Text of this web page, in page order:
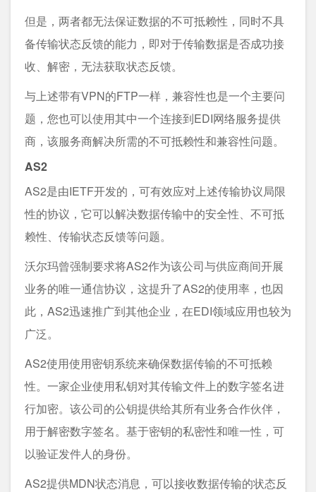
但是，两者都无法保证数据的不可抵赖性，同时不具
备传输状态反馈的能力，即对于传输数据是否成功接
收、解密，无法获取状态反馈。
与上述带有VPN的FTP一样，兼容性也是一个主要问
题，您也可以使用其中一个连接到EDI网络服务提供
商，该服务商解决所需的不可抵赖性和兼容性问题。
AS2
AS2是由IETF开发的，可有效应对上述传输协议局限
性的协议，它可以解决数据传输中的安全性、不可抵
赖性、传输状态反馈等问题。
沃尔玛曾强制要求将AS2作为该公司与供应商间开展
业务的唯一通信协议，这提升了AS2的使用率，也因
此，AS2迅速推广到其他企业，在EDI领域应用也较为
广泛。
AS2使用使用密钥系统来确保数据传输的不可抵赖
性。一家企业使用私钥对其传输文件上的数字签名进
行加密。该公司的公钥提供给其所有业务合作伙伴，
用于解密数字签名。基于密钥的私密性和唯一性，可
以验证发件人的身份。
AS2提供MDN状态消息，可以接收数据传输的状态反